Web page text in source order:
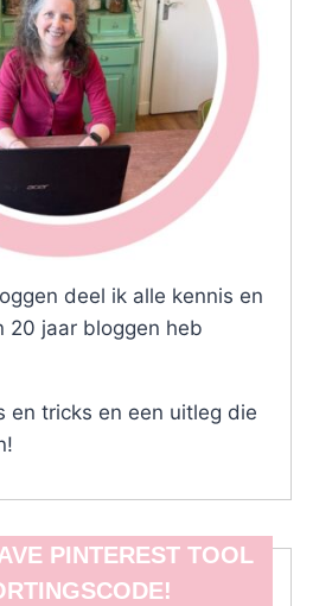
deel ik alle kennis en
20 jaar bloggen heb
en tricks en een uitleg die
PINTEREST TOOL